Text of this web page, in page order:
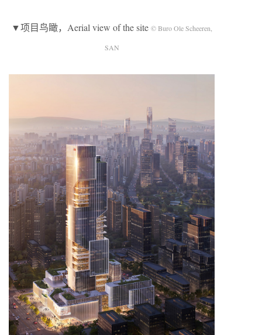
▼项目鸟瞰，Aerial view of the site © Buro Ole Scheeren,
SAN